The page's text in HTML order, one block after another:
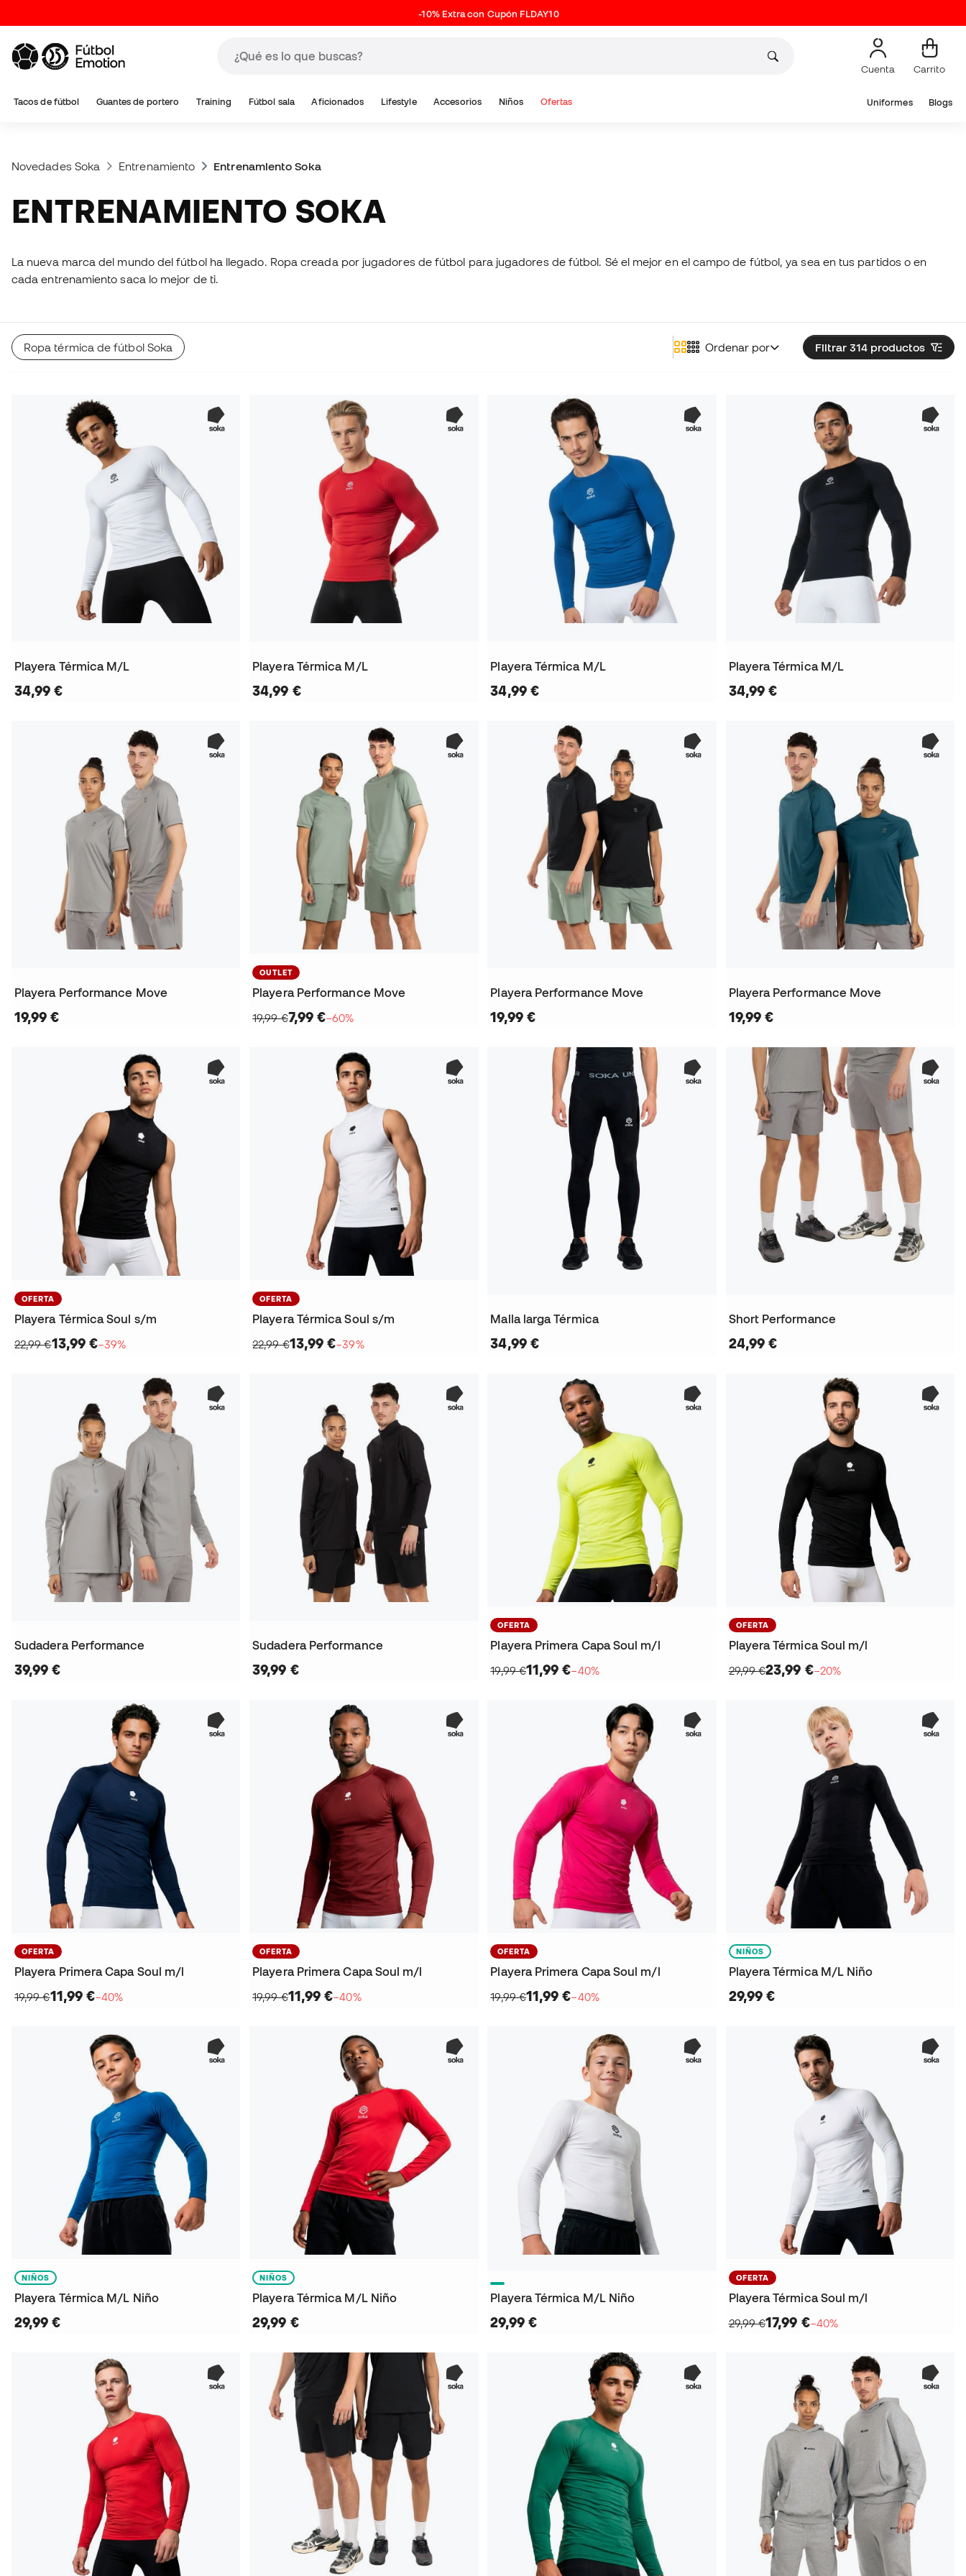
-10% Extra con Cupón FLDAY10
Cuenta Carrito
Tacos de fútbol Guantes de portero Training Fútbol sala Aficionados Lifestyle Accesorios Niños Ofertas Uniformes Blogs
Novedades Soka Entrenamiento Entrenamiento Soka
ENTRENAMIENTO SOKA
La nueva marca del mundo del fútbol ha llegado. Ropa creada por jugadores de fútbol para jugadores de fútbol. Sé el mejor en el campo de fútbol, ya sea en tus partidos o en
cada entrenamiento saca lo mejor de ti.
Filtrar 314 productos
Ordenar por
Ropa térmica de fútbol Soka
Playera Térmica M/L
34,99 €
Playera Térmica M/L
34,99 €
Playera Térmica M/L
34,99 €
Playera Térmica M/L
34,99 €
Playera Performance Move
19,99 €
OUTLET
Playera Performance Move
19,99 €7,99 €−60%
Playera Performance Move
19,99 €
Playera Performance Move
19,99 €
OFERTA
Playera Térmica Soul s/m
22,99 €13,99 €−39%
OFERTA
Playera Térmica Soul s/m
22,99 €13,99 €−39%
Malla larga Térmica
34,99 €
Short Performance
24,99 €
Sudadera Performance
39,99 €
Sudadera Performance
39,99 €
OFERTA
Playera Primera Capa Soul m/l
19,99 €11,99 €−40%
OFERTA
Playera Térmica Soul m/l
29,99 €23,99 €−20%
OFERTA
Playera Primera Capa Soul m/l
19,99 €11,99 €−40%
OFERTA
Playera Primera Capa Soul m/l
19,99 €11,99 €−40%
OFERTA
Playera Primera Capa Soul m/l
19,99 €11,99 €−40%
NIÑOS
Playera Térmica M/L Niño
29,99 €
NIÑOS
Playera Térmica M/L Niño
29,99 €
NIÑOS
Playera Térmica M/L Niño
29,99 €
Playera Térmica M/L Niño
29,99 €
OFERTA
Playera Térmica Soul m/l
29,99 €17,99 €−40%